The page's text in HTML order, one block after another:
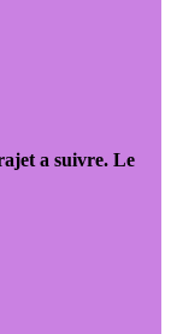
a suivre. Le